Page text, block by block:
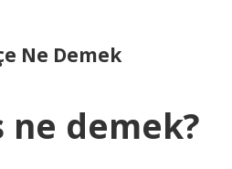
Ne Demek
ne demek?